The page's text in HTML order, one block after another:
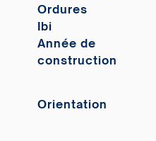
Ordures
Ibi
Année de
construction
Orientation